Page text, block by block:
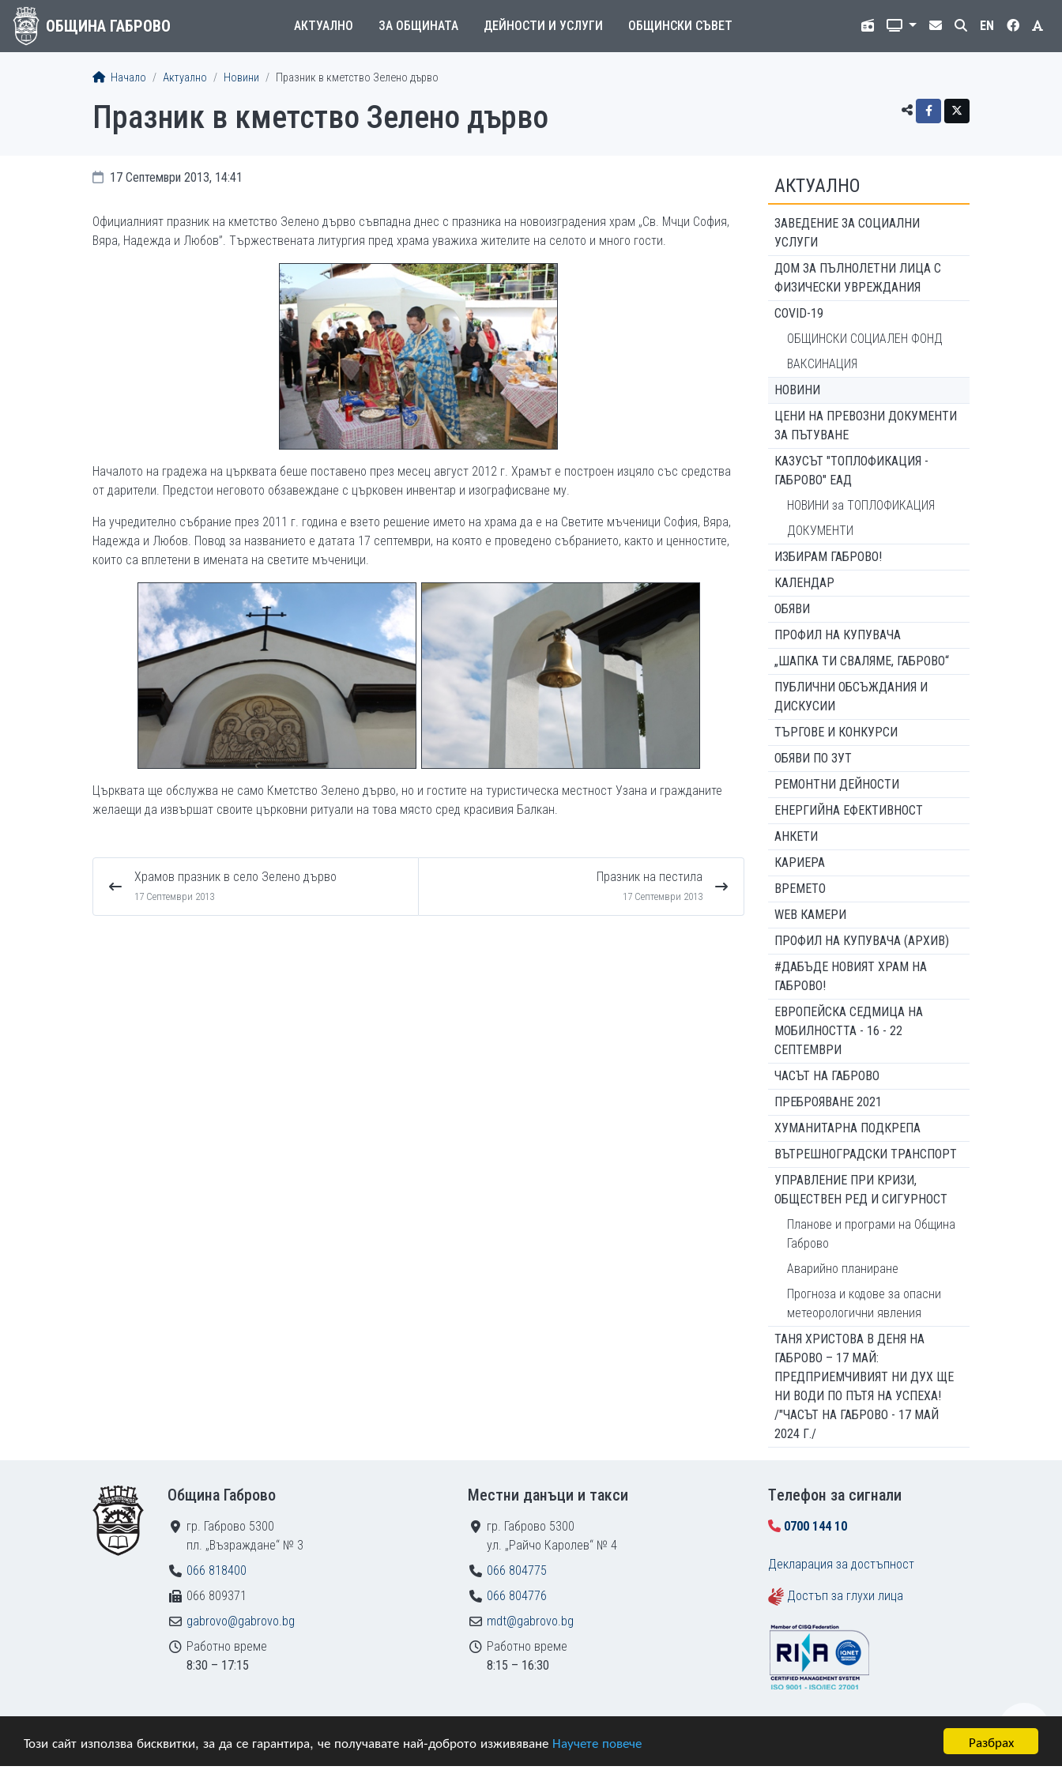
Разбрах
Този сайт използва бисквитки, за да се гарантира, че получавате най-доброто изживяване Научете повече
ОБЩИНА ГАБРОВО АКТУАЛНО ЗА ОБЩИНАТА ДЕЙНОСТИ И УСЛУГИ ОБЩИНСКИ СЪВЕТ EN
Начало Актуално Новини Празник в кметство Зелено дърво
Празник в кметство Зелено дърво
17 Септември 2013, 14:41
Официалният празник на кметство Зелено дърво съвпадна днес с празника на новоизградения храм „Св. Мчци София,
Вяра, Надежда и Любов”. Тържествената литургия пред храма уважиха жителите на селото и много гости.
Началото на градежа на църквата беше поставено през месец август 2012 г. Храмът е построен изцяло със средства
от дарители. Предстои неговото обзавеждане с църковен инвентар и изографисване му.
На учредително събрание през 2011 г. година е взето решение името на храма да е на Светите мъченици София, Вяра,
Надежда и Любов. Повод за названието е датата 17 септември, на която е проведено събранието, както и ценностите,
които са вплетени в имената на светите мъченици.
Църквата ще обслужва не само Кметство Зелено дърво, но и гостите на туристическа местност Узана и гражданите
желаещи да извършат своите църковни ритуали на това място сред красивия Балкан.
Храмов празник в село Зелено дърво
17 Септември 2013
Празник на пестила
17 Септември 2013
АКТУАЛНО
ЗАВЕДЕНИЕ ЗА СОЦИАЛНИ
УСЛУГИ
ДОМ ЗА ПЪЛНОЛЕТНИ ЛИЦА С
ФИЗИЧЕСКИ УВРЕЖДАНИЯ
COVID-19
ОБЩИНСКИ СОЦИАЛЕН ФОНД
ВАКСИНАЦИЯ
НОВИНИ
ЦЕНИ НА ПРЕВОЗНИ ДОКУМЕНТИ
ЗА ПЪТУВАНЕ
КАЗУСЪТ "ТОПЛОФИКАЦИЯ -
ГАБРОВО" ЕАД
НОВИНИ за ТОПЛОФИКАЦИЯ
ДОКУМЕНТИ
ИЗБИРАМ ГАБРОВО!
КАЛЕНДАР
ОБЯВИ
ПРОФИЛ НА КУПУВАЧА
„ШАПКА ТИ СВАЛЯМЕ, ГАБРОВО“
ПУБЛИЧНИ ОБСЪЖДАНИЯ И
ДИСКУСИИ
ТЪРГОВЕ И КОНКУРСИ
ОБЯВИ ПО ЗУТ
РЕМОНТНИ ДЕЙНОСТИ
ЕНЕРГИЙНА ЕФЕКТИВНОСТ
АНКЕТИ
КАРИЕРА
ВРЕМЕТО
WEB КАМЕРИ
ПРОФИЛ НА КУПУВАЧА (АРХИВ)
#ДАБЪДЕ НОВИЯТ ХРАМ НА
ГАБРОВО!
ЕВРОПЕЙСКА СЕДМИЦА НА
МОБИЛНОСТТА - 16 - 22
СЕПТЕМВРИ
ЧАСЪТ НА ГАБРОВО
ПРЕБРОЯВАНЕ 2021
ХУМАНИТАРНА ПОДКРЕПА
ВЪТРЕШНОГРАДСКИ ТРАНСПОРТ
УПРАВЛЕНИЕ ПРИ КРИЗИ,
ОБЩЕСТВЕН РЕД И СИГУРНОСТ
Планове и програми на Община
Габрово
Аварийно планиране
Прогноза и кодове за опасни
метеорологични явления
ТАНЯ ХРИСТОВА В ДЕНЯ НА
ГАБРОВО – 17 МАЙ:
ПРЕДПРИЕМЧИВИЯТ НИ ДУХ ЩЕ
НИ ВОДИ ПО ПЪТЯ НА УСПЕХА!
/"ЧАСЪТ НА ГАБРОВО - 17 МАЙ
2024 Г./
Община Габрово
гр. Габрово 5300
пл. „Възраждане“ № 3
066 818400
066 809371
gabrovo@gabrovo.bg
Работно време
8:30 – 17:15
Местни данъци и такси
гр. Габрово 5300
ул. „Райчо Каролев“ № 4
066 804775
066 804776
mdt@gabrovo.bg
Работно време
8:15 – 16:30
Tелефон за сигнали
0700 144 10
Декларация за достъпност
Достъп за глухи лица
© 2009–2026 Община Габрово. Всички права запазени.